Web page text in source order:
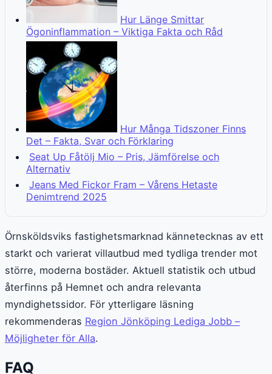
Hur Länge Smittar
Ögoninflammation – Viktiga Fakta och Råd
Hur Många Tidszoner Finns
Det – Fakta, Svar och Förklaring
Seat Up Fåtölj Mio – Pris, Jämförelse och
Alternativ
Jeans Med Fickor Fram – Vårens Hetaste
Denimtrend 2025
Örnsköldsviks fastighetsmarknad kännetecknas av ett
starkt och varierat villautbud med tydliga trender mot
större, moderna bostäder. Aktuell statistik och utbud
återfinns på Hemnet och andra relevanta
myndighetssidor. För ytterligare läsning
rekommenderas Region Jönköping Lediga Jobb –
Möjligheter för Alla.
FAQ